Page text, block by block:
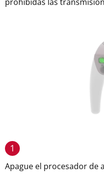
1
Apague el procesador de